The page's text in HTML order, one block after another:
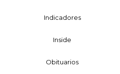
Indicadores
Inside
Obituarios